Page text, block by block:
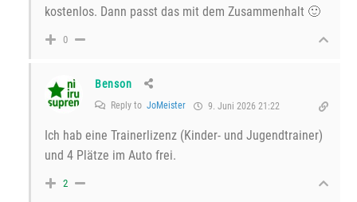
kostenlos. Dann passt das mit dem Zusammenhalt 🙂
0
Benson
Reply to JoMeister 9. Juni 2026 21:22
Ich hab eine Trainerlizenz (Kinder- und Jugendtrainer)
und 4 Plätze im Auto frei.
2